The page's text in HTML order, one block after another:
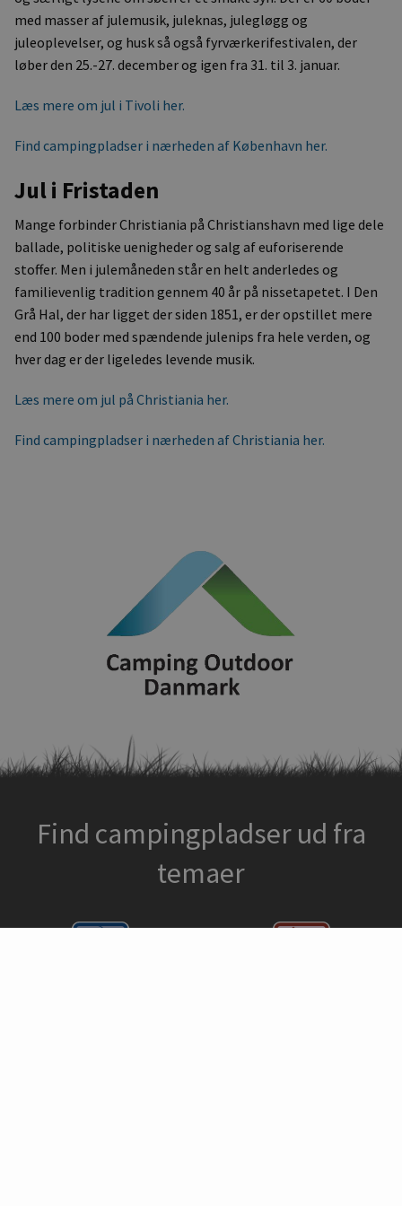
med masser af julemusik, juleknas, julegløgg og
juleoplevelser, og husk så også fyrværkerifestivalen, der
løber den 25.-27. december og igen fra 31. til 3. januar.
Læs mere om jul i Tivoli her.
Find campingpladser i nærheden af København her.
Jul i Fristaden
Mange forbinder Christiania på Christianshavn med lige dele
ballade, politiske uenigheder og salg af euforiserende
stoffer. Men i julemåneden står en helt anderledes og
familievenlig tradition gennem 40 år på nissetapetet. I Den
Grå Hal, der har ligget der siden 1851, er der opstillet mere
end 100 boder med spændende julenips fra hele verden, og
hver dag er der ligeledes levende musik.
Læs mere om jul på Christiania her.
Find campingpladser i nærheden af Christiania her.
Find campingpladser ud fra
temaer